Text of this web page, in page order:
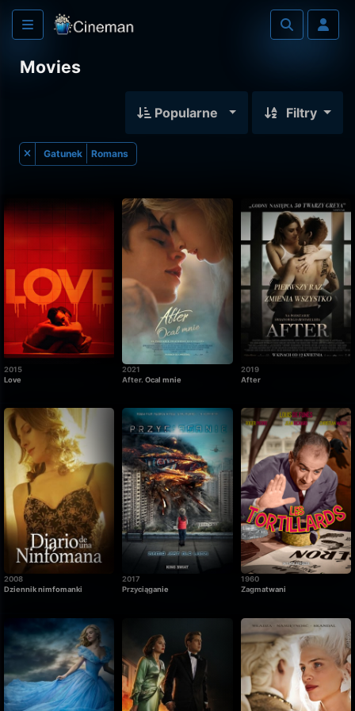
Movies
Filtry
Popularne
Gatunek Romans
2015
Love
2021
After. Ocal mnie
2019
After
2008
Dziennik nimfomanki
2017
Przyciąganie
1960
Zagmatwani